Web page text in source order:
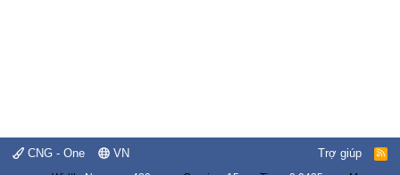
CNG - One VN Trợ giúp
R